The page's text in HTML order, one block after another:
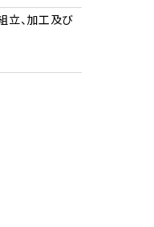
立、加工及び